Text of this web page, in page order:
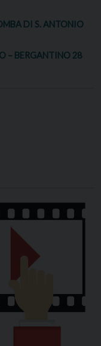
DI S. ANTONIO
– BERGANTINO 28